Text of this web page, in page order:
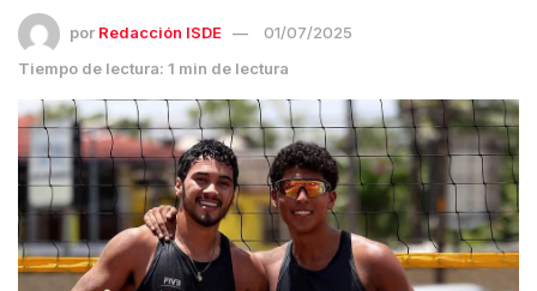
por Redacción ISDE
01/07/2025
Tiempo de lectura: 1 min de lectura